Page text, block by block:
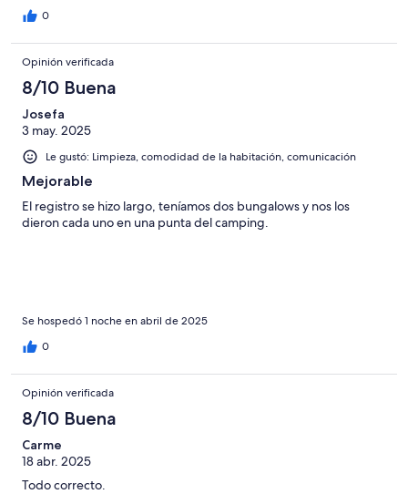
0
Opinión verificada
8/10 Buena
Josefa
3 may. 2025
Le gustó: Limpieza, comodidad de la habitación, comunicación
Mejorable
El registro se hizo largo, teníamos dos bungalows y nos los
dieron cada uno en una punta del camping.
Se hospedó 1 noche en abril de 2025
0
Opinión verificada
8/10 Buena
Carme
18 abr. 2025
Todo correcto.